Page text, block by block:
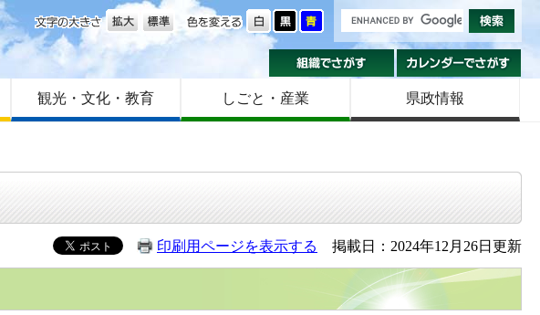
色を変える
文字の大きさ
組織でさがす
観光・文化・教育 しごと・産業 県政情報
印刷用ページを表示する 掲載日：2024年12月26日更新